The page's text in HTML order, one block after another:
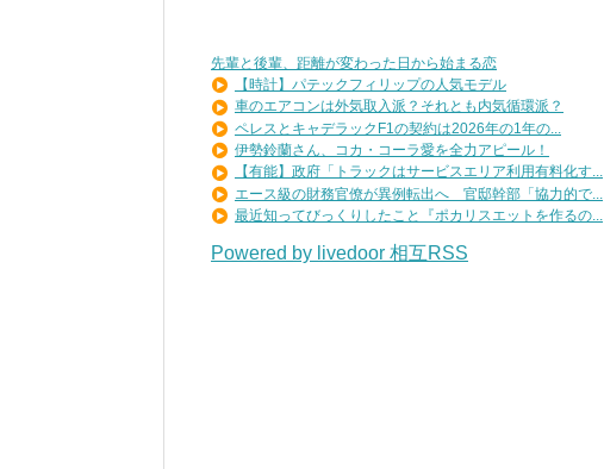
先輩と後輩、距離が変わった日から始まる恋
【時計】パテックフィリップの人気モデル
車のエアコンは外気取入派？それとも内気循環派？
ペレスとキャデラックF1の契約は2026年の1年の...
伊勢鈴蘭さん、コカ・コーラ愛を全力アピール！
【有能】政府「トラックはサービスエリア利用有料化す...
エース級の財務官僚が異例転出へ 官邸幹部「協力的で...
最近知ってびっくりしたこと『ポカリスエットを作るの...
Powered by livedoor 相互RSS